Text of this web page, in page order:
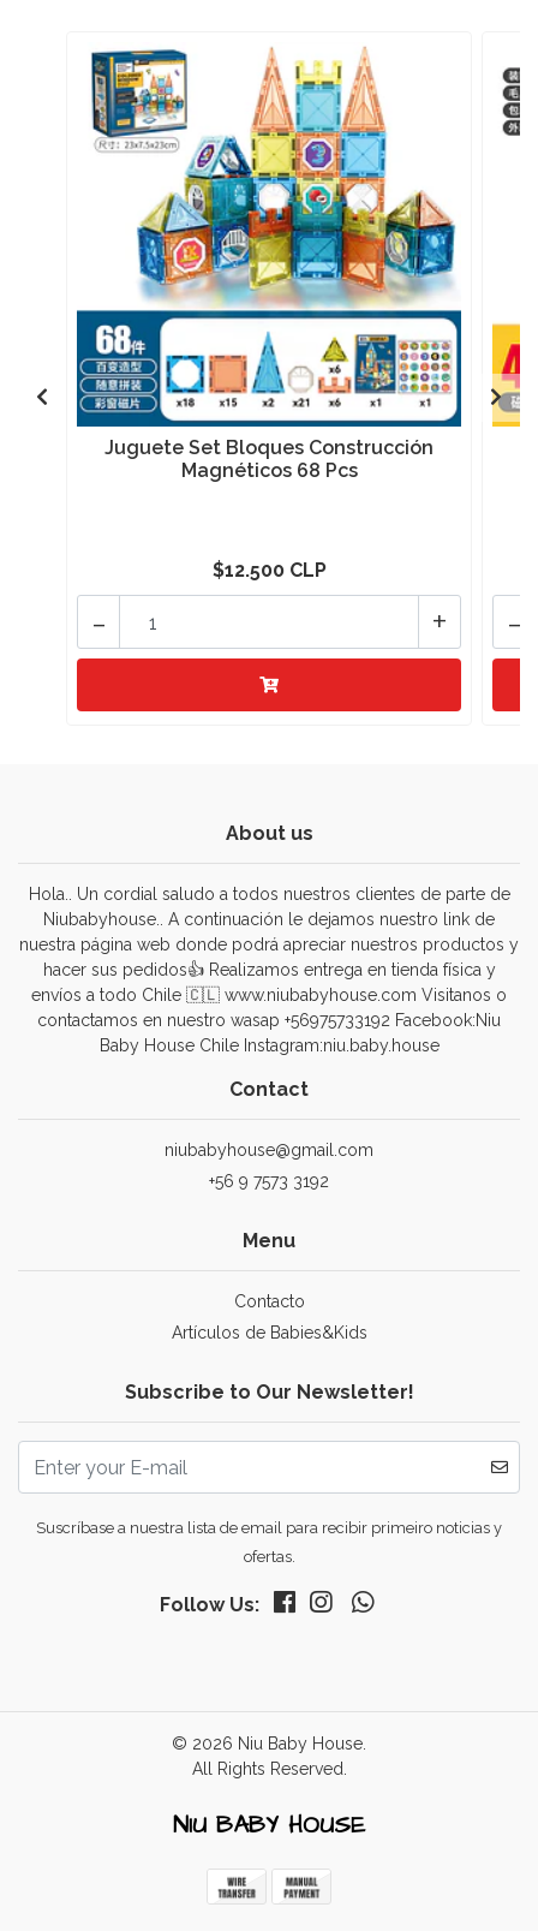
Juguete Set Bloques Construcción
Magnéticos 68 Pcs
$12.500 CLP
+
- -
About us
Hola.. Un cordial saludo a todos nuestros clientes de parte de
Niubabyhouse.. A continuación le dejamos nuestro link de
nuestra página web donde podrá apreciar nuestros productos y
hacer sus pedidos👍 Realizamos entrega en tienda física y
envíos a todo Chile 🇨🇱 www.niubabyhouse.com Visitanos o
contactamos en nuestro wasap +56975733192 Facebook:Niu
Baby House Chile Instagram:niu.baby.house
Contact
niubabyhouse@gmail.com
+56 9 7573 3192
Menu
Contacto
Artículos de Babies&Kids
Subscribe to Our Newsletter!
Suscríbase a nuestra lista de email para recibir primeiro noticias y
ofertas.
Follow Us:
© 2026 Niu Baby House.
All Rights Reserved.
NIU BABY HOUSE